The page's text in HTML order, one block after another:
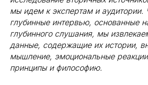
мы идем к экспертам и аудитории.
глубинные интервью, основанные
глубинного слушания, мы
данные, содержащие их истории,
мышление, эмоциональные
принципы и философию.